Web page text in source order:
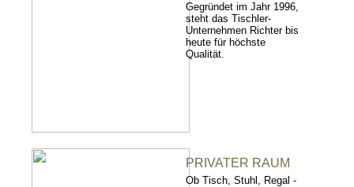
Gegründet im Jahr 1996,
steht das Tischler-
Unternehmen Richter bis
heute für höchste
Qualität.
PRIVATER RAUM
Ob Tisch, Stuhl, Regal -